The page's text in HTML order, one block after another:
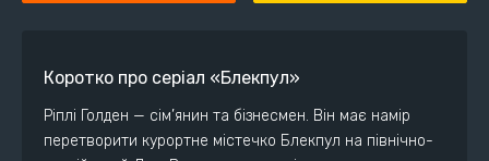
Коротко про серіал «Блекпул»
Ріплі Голден — сім’янин та бізнесмен. Він має намір
перетворити курортне містечко Блекпул на північно-